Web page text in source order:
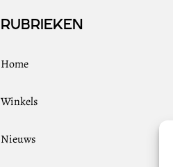
Rubrieken
Home
Winkels
Nieuws